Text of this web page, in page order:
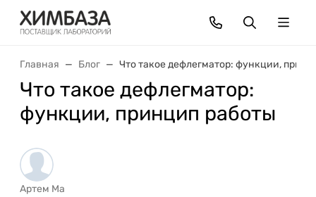
Главная Блог Что такое дефлегматор: функции,
Что такое дефлегматор:
функции, принцип работы
Артем Ма